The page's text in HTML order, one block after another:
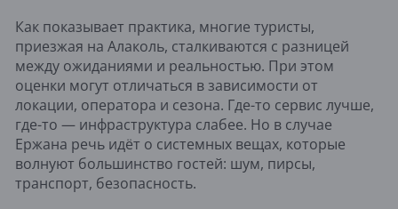
Как показывает практика, многие туристы,
приезжая на Алаколь, сталкиваются с разницей
между ожиданиями и реальностью. При этом
оценки могут отличаться в зависимости от
локации, оператора и сезона. Где-то сервис лучше,
где-то — инфраструктура слабее. Но в случае
Ержана речь идёт о системных вещах, которые
волнуют большинство гостей: шум, пирсы,
транспорт, безопасность.